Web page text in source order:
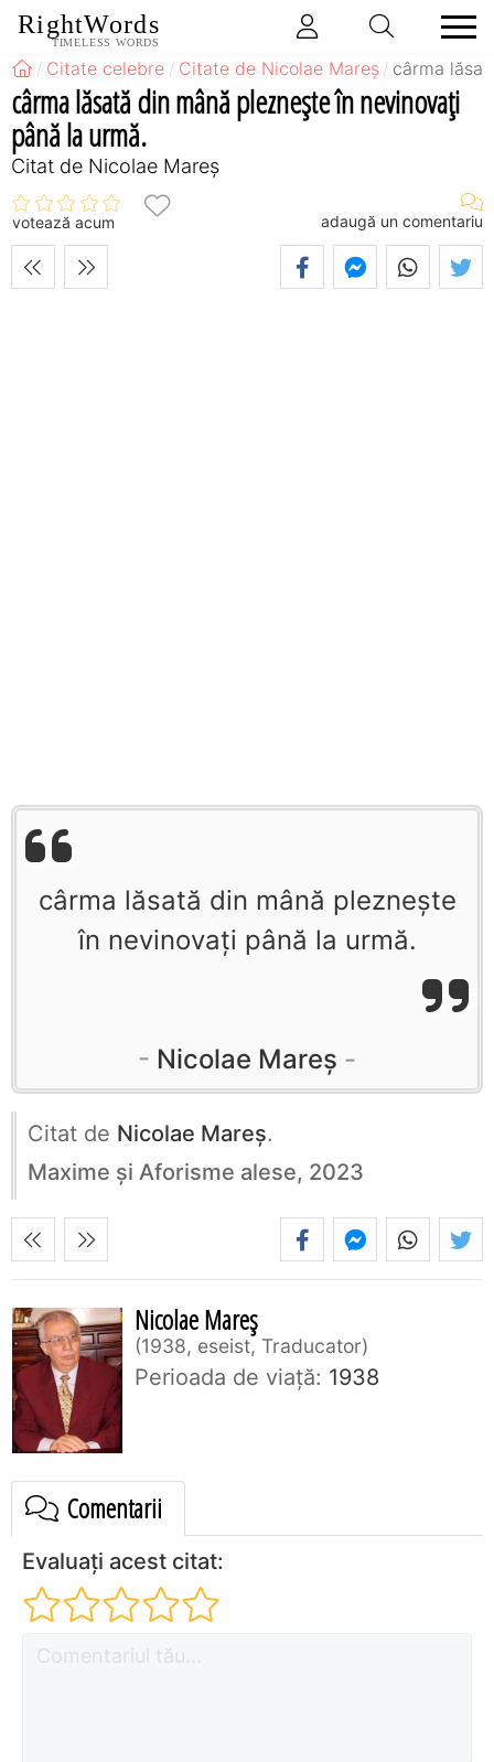
RightWords
TIMELESS WORDS
Citate celebre Citate de Nicolae Mareș cârma
cârma lăsată din mână pleznește în nevinovați
până la urmă.
Citat de Nicolae Mareș
votează acum adaugă un comentariu
cârma lăsată din mână pleznește
în nevinovați până la urmă.
Nicolae Mareș
Citat de Nicolae Mareș.
Maxime și Aforisme alese, 2023
Nicolae Mareș
1938, eseist, Traducator
Perioada de viaţă: 1938
Comentarii
Evaluați acest citat: